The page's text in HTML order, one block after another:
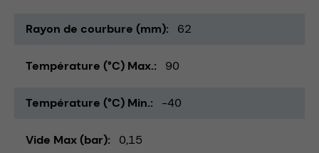
Rayon de courbure (mm) 62
Température (°C) Max. 90
Température (°C) Min. -40
Vide Max (bar) 0,15